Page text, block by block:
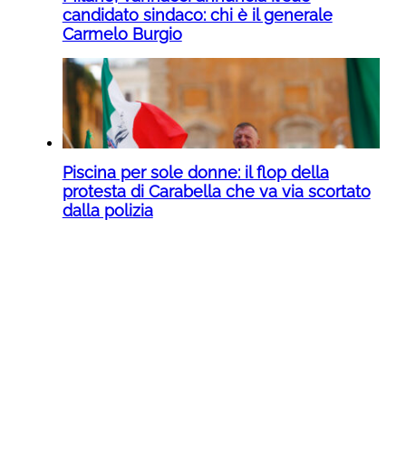
candidato sindaco: chi è il generale
Carmelo Burgio
Piscina per sole donne: il flop della
protesta di Carabella che va via scortato
dalla polizia